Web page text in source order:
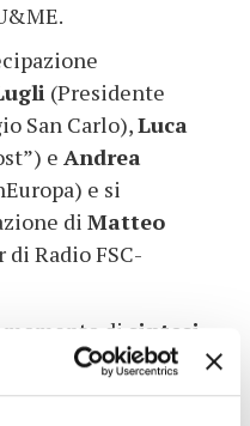
(Presidente
San Carlo),Luca
e Andrea
e si
di Matteo
Radio FSC-
momento di sintesi
e insieme
sul